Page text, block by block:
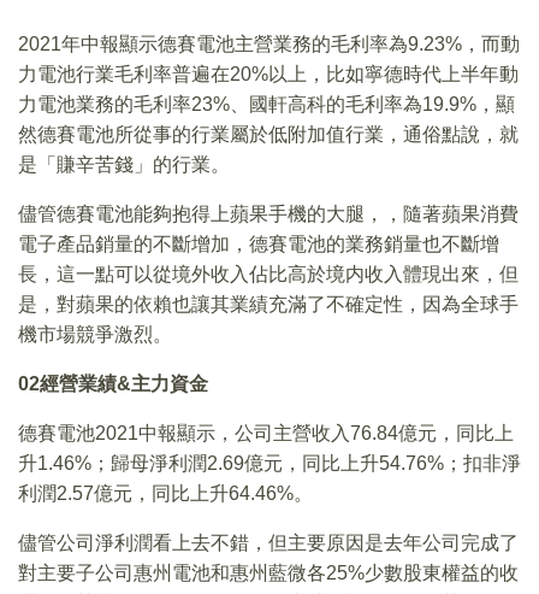
2021年中報顯示德賽電池主營業務的毛利率為9.23%，而動
力電池行業毛利率普遍在20%以上，比如寧德時代上半年動
力電池業務的毛利率23%、國軒高科的毛利率為19.9%，顯
然德賽電池所從事的行業屬於低附加值行業，通俗點說，就
是「賺辛苦錢」的行業。
儘管德賽電池能夠抱得上蘋果手機的大腿，，隨著蘋果消費
電子產品銷量的不斷增加，德賽電池的業務銷量也不斷增
長，這一點可以從境外收入佔比高於境内收入體現出來，但
是，對蘋果的依賴也讓其業績充滿了不確定性，因為全球手
機市場競爭激烈。
02經營業績&主力資金
德賽電池2021中報顯示，公司主營收入76.84億元，同比上
升1.46%；歸母淨利潤2.69億元，同比上升54.76%；扣非淨
利潤2.57億元，同比上升64.46%。
儘管公司淨利潤看上去不錯，但主要原因是去年公司完成了
對主要子公司惠州電池和惠州藍微各25%少數股東權益的收